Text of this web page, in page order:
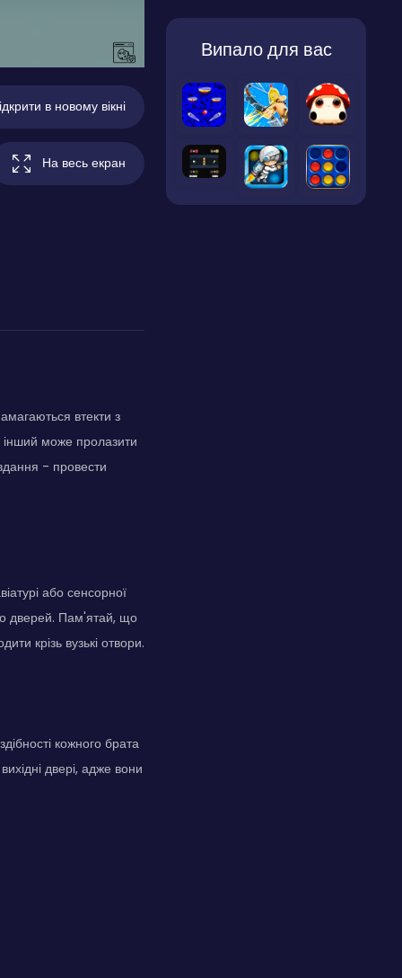
в новому вікні
На весь екран
втекти з
інший може пролазити
- провести
або сенсорної
дверей. Пам'ятай, що
крізь вузькі отвори.
кожного брата
двері, адже вони
Випало для вас